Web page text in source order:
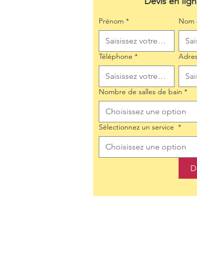
Prénom * Nom
Téléphone *
Nombre de salles de bain *
Choisissez une option
Sélectionnez un service *
Choisissez une option